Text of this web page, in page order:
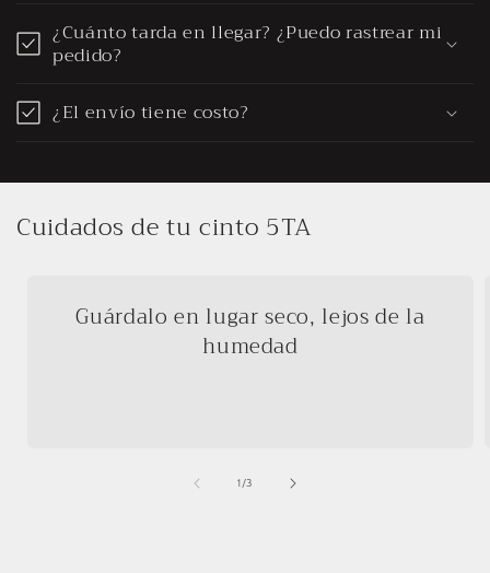
¿Cuánto tarda en llegar? ¿Puedo rastrear mi
pedido?
¿El envío tiene costo?
Cuidados de tu cinto 5TA
Guárdalo en lugar seco, lejos de la
humedad
1 /de
3